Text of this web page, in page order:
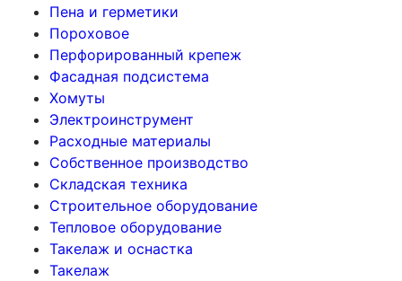
Пена и герметики
Пороховое
Перфорированный крепеж
Фасадная подсистема
Хомуты
Электроинструмент
Расходные материалы
Собственное производство
Складская техника
Строительное оборудование
Тепловое оборудование
Такелаж и оснастка
Такелаж